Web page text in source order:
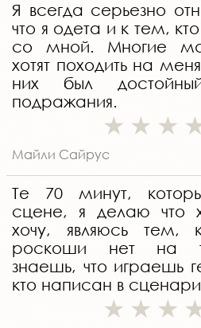
Я всегда серьезно
что я одета и к тем,
со мной. Многие
хотят походить на
них был
подражания.
Майли Сайрус
Те 70 минут,
сцене, я делаю что
хочу, являюсь тем,
роскоши нет на
знаешь, что играешь
кто написан в